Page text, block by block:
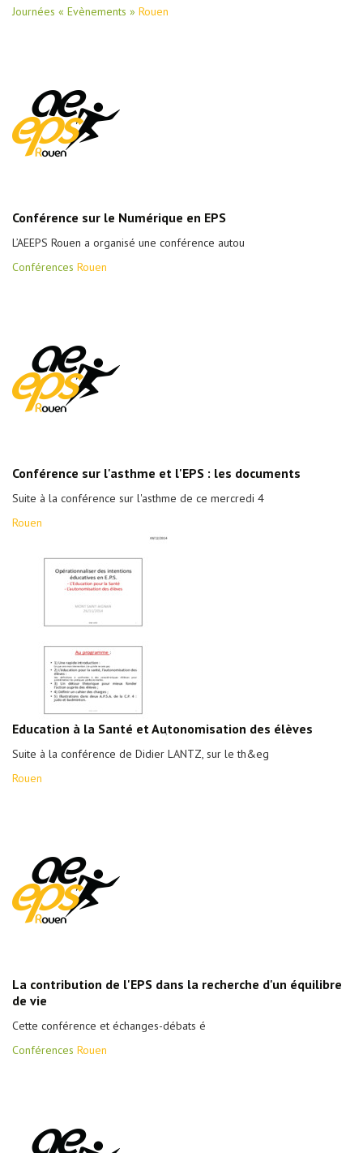
Journées « Evènements » Rouen
Conférence sur le Numérique en EPS
L’AEEPS Rouen a organisé une conférence autou
Conférences Rouen
Conférence sur l'asthme et l'EPS : les documents
Suite à la conférence sur l'asthme de ce mercredi 4
Rouen
Education à la Santé et Autonomisation des élèves
Suite à la conférence de Didier LANTZ, sur le th&eg
Rouen
La contribution de l'EPS dans la recherche d'un équilibre
de vie
Cette conférence et échanges-débats é
Conférences Rouen